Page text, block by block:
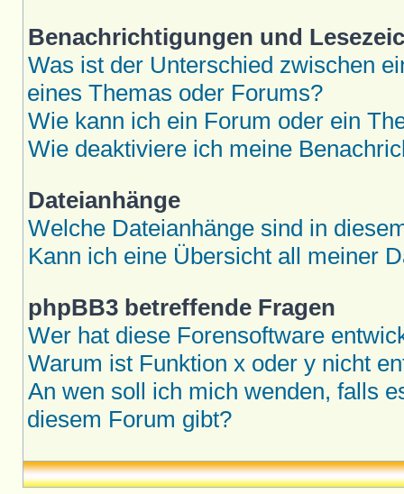
Benachrichtigungen und
Was ist der Unterschied zwischen
eines Themas oder Forums?
Wie kann ich ein Forum oder ein
Wie deaktiviere ich meine
Dateianhänge
Welche Dateianhänge sind in
Kann ich eine Übersicht all meiner
phpBB3 betreffende Fragen
Wer hat diese Forensoftware
Warum ist Funktion x oder y nicht
An wen soll ich mich wenden, falls
diesem Forum gibt?